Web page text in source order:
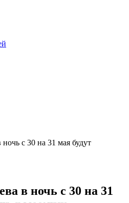
с 30 на 31 мая будут
в ночь с 30 на 31